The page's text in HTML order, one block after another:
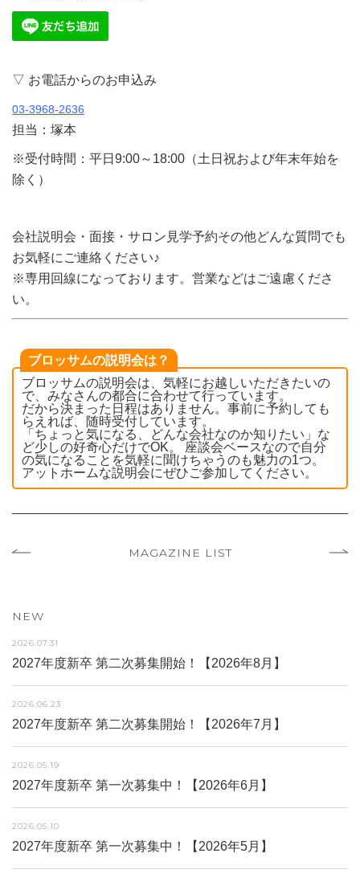
▽ お電話からのお申込み
03-3968-2636
担当：塚本
※受付時間：平日9:00～18:00（土日祝および年末年始を
除く）
会社説明会・面接・サロン見学予約その他どんな質問でも
お気軽にご連絡ください♪
※専用回線になっております。営業などはご遠慮くださ
い。
ブロッサムの説明会は？
ブロッサムの説明会は、気軽にお越しいただきたいの
で、みなさんの都合に合わせて行っています。
だから決まった日程はありません。事前に予約しても
らえれば、随時受付しています。
「ちょっと気になる、どんな会社なのか知りたい」な
ど少しの好奇心だけでOK。 座談会ベースなので自分
の気になることを気軽に聞けちゃうのも魅力の1つ。
アットホームな説明会にぜひご参加してください。
MAGAZINE LIST
NEW
2026.07.31
2027年度新卒 第二次募集開始！【2026年8月】
2026.06.23
2027年度新卒 第二次募集開始！【2026年7月】
2026.05.19
2027年度新卒 第一次募集中！【2026年6月】
2026.05.10
2027年度新卒 第一次募集中！【2026年5月】